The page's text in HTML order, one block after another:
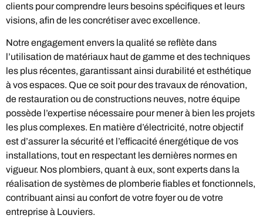
clients pour comprendre leurs besoins spécifiques et leurs
visions, afin de les concrétiser avec excellence.
Notre engagement envers la qualité se reflète dans
l’utilisation de matériaux haut de gamme et des techniques
les plus récentes, garantissant ainsi durabilité et esthétique
à vos espaces. Que ce soit pour des travaux de rénovation,
de restauration ou de constructions neuves, notre équipe
possède l’expertise nécessaire pour mener à bien les projets
les plus complexes. En matière d’électricité, notre objectif
est d’assurer la sécurité et l’efficacité énergétique de vos
installations, tout en respectant les dernières normes en
vigueur. Nos plombiers, quant à eux, sont experts dans la
réalisation de systèmes de plomberie fiables et fonctionnels,
contribuant ainsi au confort de votre foyer ou de votre
entreprise à Louviers.